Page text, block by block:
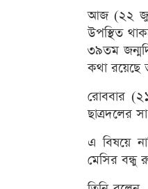
আজ (২২ জুন)
উপস্থিত
৩৯তম
কথা রয়েছে
রোববার
ছাত্রদলের
এ বিষয়ে
মেসির বন্ধু